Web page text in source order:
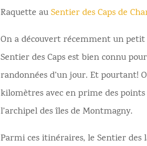
Raquette auSentier des Caps de
On a découvert récemment un
Sentier des Caps est bien connu
randonnées d’un jour. Et pourtant!
kilomètres avec en prime des
l’archipel des îles de Montmagny.
Parmi ces itinéraires, le Sentier des